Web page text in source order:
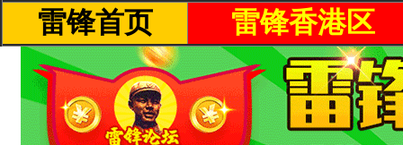
雷锋首页 雷锋香港区